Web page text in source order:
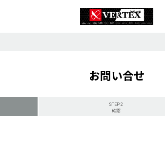
お問い合せ
STEP 2
確認